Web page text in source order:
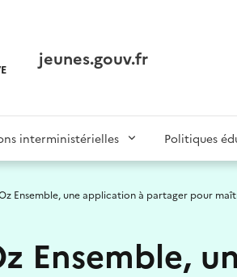
jeunes.gouv.fr
interministérielles Politiques
Ensemble, une application à partager pour
Ensemble,